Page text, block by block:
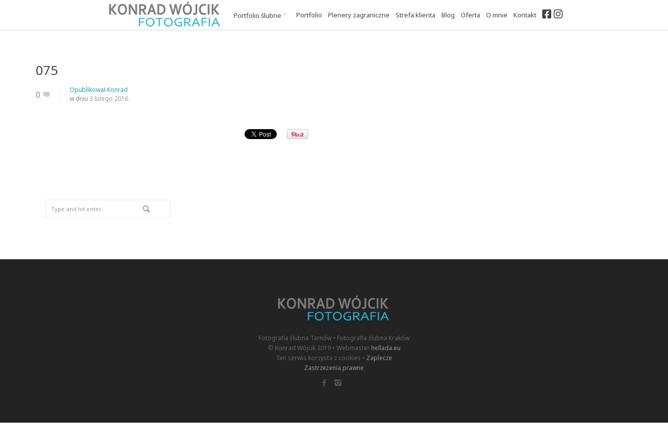
Portfolio ślubne Portfolio Plenery zagraniczne Strefa klienta Blog Oferta O mnie Kontakt Facebook
Instagram
075
0 OpublikowałKonrad
w dniu 3 lutego 2016
Fotografia ślubna Tarnów • Fotografia ślubna Kraków
© Konrad Wójcik 2019 • Webmaster hellada.eu
Ten serwis korzysta z cookies • Zaplecze
Zastrzeżenia prawne